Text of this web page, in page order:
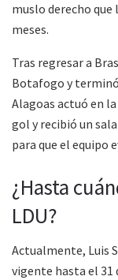
muslo derecho que
meses.
Tras regresar a
Botafogo y
Alagoas actuó en
gol y recibió un
para que el equipo
¿Hasta
LDU?
Actualmente, Luis
vigente hasta el 31